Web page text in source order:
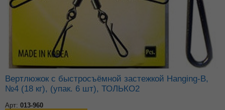
Вертлюжок с быстросъёмной застежкой Hanging-B,
№4 (18 кг), (упак. 6 шт), ТОЛЬКО2
Арт: 013-960